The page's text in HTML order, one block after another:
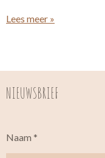
Lees meer »
NIEUWSBRIEF
Naam *